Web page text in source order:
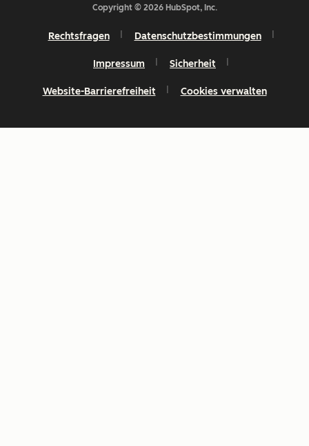
Copyright © 2026 HubSpot, Inc.
Rechtsfragen Datenschutzbestimmungen
Impressum Sicherheit
Website-Barrierefreiheit Cookies verwalten